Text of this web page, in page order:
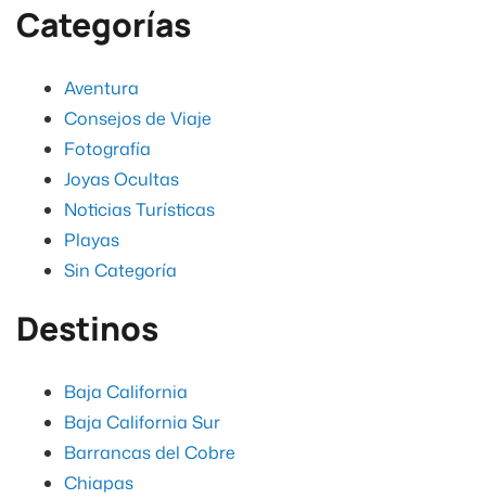
Categorías
Aventura
Consejos de Viaje
Fotografía
Joyas Ocultas
Noticias Turísticas
Playas
Sin Categoría
Destinos
Baja California
Baja California Sur
Barrancas del Cobre
Chiapas